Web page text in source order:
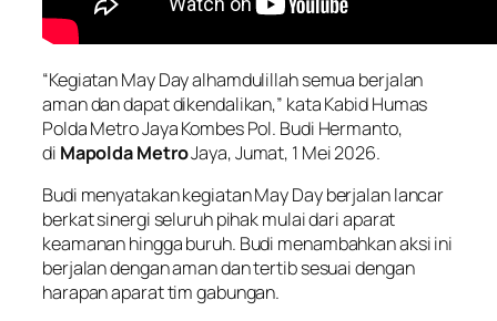
“Kegiatan May Day alhamdulillah semua berjalan
aman dan dapat dikendalikan,” kata Kabid Humas
Polda Metro Jaya Kombes Pol. Budi Hermanto,
di Mapolda MetroJaya, Jumat, 1 Mei 2026.
Budi menyatakan kegiatan May Day berjalan lancar
berkat sinergi seluruh pihak mulai dari aparat
keamanan hingga buruh. Budi menambahkan aksi ini
berjalan dengan aman dan tertib sesuai dengan
harapan aparat tim gabungan.